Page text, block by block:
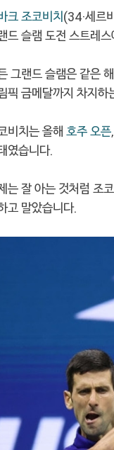
크 조코비치(34·세르
드 슬램 도전 스트레
그랜드 슬램은 같은
픽 금메달까지 차지하
비치는 올해 호주 오픈,
였습니다.
는 잘 아는 것처럼 조
고 말았습니다.